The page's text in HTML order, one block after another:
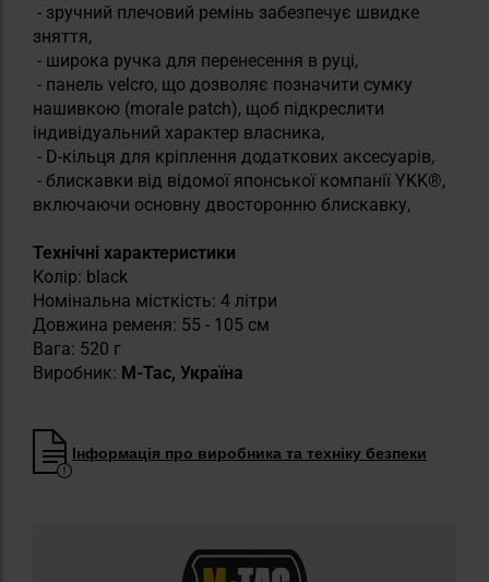
- зручний плечовий ремінь забезпечує швидке
зняття,
- широка ручка для перенесення в руці,
- панель velcro, що дозволяє позначити сумку
нашивкою (morale patch), щоб підкреслити
індивідуальний характер власника,
- D-кільця для кріплення додаткових аксесуарів,
- блискавки від відомої японської компанії YKK®,
включаючи основну двосторонню блискавку,
Технічні характеристики
Колір: black
Номінальна місткість: 4 літри
Довжина ременя: 55 - 105 см
Вага: 520 г
Виробник: M-Tac, Україна
Інформація про виробника та техніку безпеки